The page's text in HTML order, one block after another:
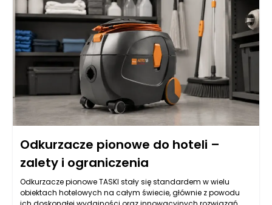
Odkurzacze pionowe do hoteli –
zalety i ograniczenia
Odkurzacze pionowe TASKI stały się standardem w wielu
obiektach hotelowych na całym świecie, głównie z powodu